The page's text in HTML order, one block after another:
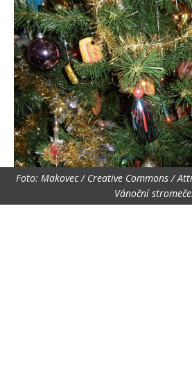
Foto: Makovec / Creative Commons /
Vánoční